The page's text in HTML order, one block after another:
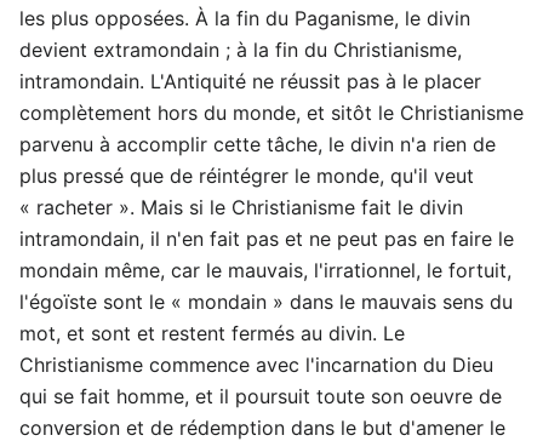
les plus opposées. À la fin du Paganisme, le divin
devient extramondain ; à la fin du Christianisme,
intramondain. L'Antiquité ne réussit pas à le placer
complètement hors du monde, et sitôt le Christianisme
parvenu à accomplir cette tâche, le divin n'a rien de
plus pressé que de réintégrer le monde, qu'il veut
« racheter ». Mais si le Christianisme fait le divin
intramondain, il n'en fait pas et ne peut pas en faire le
mondain même, car le mauvais, l'irrationnel, le fortuit,
l'égoïste sont le « mondain » dans le mauvais sens du
mot, et sont et restent fermés au divin. Le
Christianisme commence avec l'incarnation du Dieu
qui se fait homme, et il poursuit toute son oeuvre de
conversion et de rédemption dans le but d'amener le